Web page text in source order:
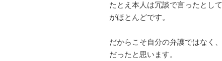
たとえ本人は冗談で言ったとし
がほとんどです。
だからこそ自分の弁護ではなく
だったと思います。